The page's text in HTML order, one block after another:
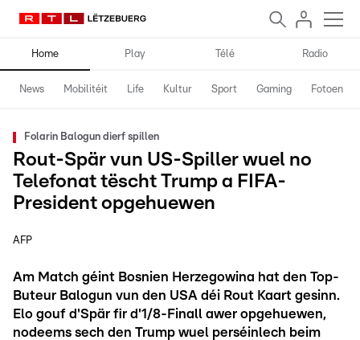
Home Play Télé Radio
News Mobilitéit Life Kultur Sport Gaming Fotoen
Folarin Balogun dierf spillen
Rout-Spär vun US-Spiller wuel no
Telefonat tëscht Trump a FIFA-
President opgehuewen
AFP
Am Match géint Bosnien Herzegowina hat den Top-
Buteur Balogun vun den USA déi Rout Kaart gesinn.
Elo gouf d'Spär fir d'1/8-Finall awer opgehuewen,
nodeems sech den Trump wuel perséinlech beim